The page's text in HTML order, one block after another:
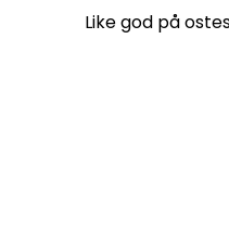
Like god på